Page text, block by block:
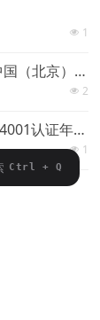
넶 1
科宇丨CNTE2025第十四届中国（北京）国防信息化装备与技术博览会
넶 2
2015年通过ISO9001和ISO14001认证年度复审。
넶 1